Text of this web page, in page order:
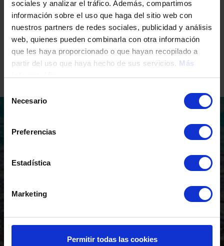
sociales y analizar el tráfico. Además, compartimos
información sobre el uso que haga del sitio web con
nuestros partners de redes sociales, publicidad y análisis
web, quienes pueden combinarla con otra información
que les haya proporcionado o que hayan recopilado a
partir del uso que haya hecho de sus servicios. Más
Necesario
Preferencias
Estadística
Marketing
Permitir todas las cookies
Pourquoi choisir TM Grupo
pour investir en Espagne?
construction